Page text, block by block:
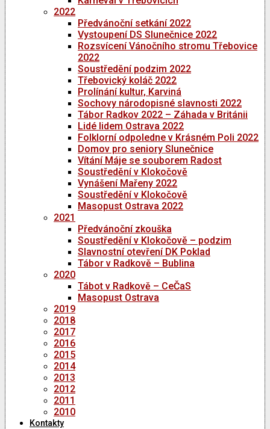
2022
Předvánoční setkání 2022
Vystoupení DS Slunečnice 2022
Rozsvícení Vánočního stromu Třebovice
2022
Soustředění podzim 2022
Třebovický koláč 2022
Prolínání kultur, Karviná
Sochovy národopisné slavnosti 2022
Tábor Radkov 2022 – Záhada v Británii
Lidé lidem Ostrava 2022
Folklorní odpoledne v Krásném Poli 2022
Domov pro seniory Slunečnice
Vítání Máje se souborem Radost
Soustředění v Klokočově
Vynášení Mařeny 2022
Soustředění v Klokočově
Masopust Ostrava 2022
2021
Předvánoční zkouška
Soustředění v Klokočově – podzim
Slavnostní otevření DK Poklad
Tábor v Radkově – Bublina
2020
Tábot v Radkově – CeČaS
Masopust Ostrava
2019
2018
2017
2016
2015
2014
2013
2012
2011
2010
Kontakty